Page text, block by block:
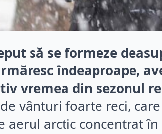
să se formeze
îndeaproape,
vremea din sezonul
vânturi foarte reci,
arctic concentrat